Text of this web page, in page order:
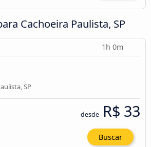
Cachoeira Paulista, SP
1h 0m
SP
desde R$ 33
Buscar